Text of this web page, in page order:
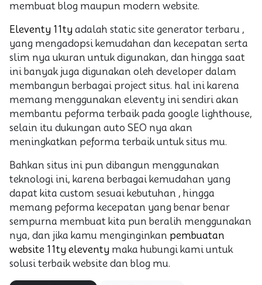
membuat blog maupun modern website.
Eleventy 11ty adalah static site generator terbaru ,
yang mengadopsi kemudahan dan kecepatan serta
slim nya ukuran untuk digunakan, dan hingga saat
ini banyak juga digunakan oleh developer dalam
membangun berbagai project situs. hal ini karena
memang menggunakan eleventy ini sendiri akan
membantu peforma terbaik pada google lighthouse,
selain itu dukungan auto SEO nya akan
meningkatkan peforma terbaik untuk situs mu.
Bahkan situs ini pun dibangun menggunakan
teknologi ini, karena berbagai kemudahan yang
dapat kita custom sesuai kebutuhan , hingga
memang peforma kecepatan yang benar benar
sempurna membuat kita pun beralih menggunakan
nya, dan jika kamu menginginkan pembuatan
website 11ty eleventy maka hubungi kami untuk
solusi terbaik website dan blog mu.